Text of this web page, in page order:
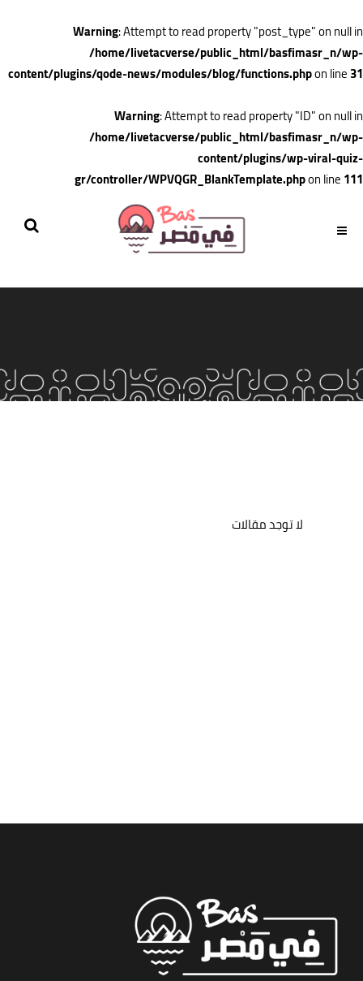
Warning: Attempt to read property "post_type" on null in
/home/livetacverse/public_html/basfimasr_n/wp-
content/plugins/qode-news/modules/blog/functions.phpon line31
Warning: Attempt to read property "ID" on null in
/home/livetacverse/public_html/basfimasr_n/wp-
content/plugins/wp-viral-quiz-
gr/controller/WPVQGR_BlankTemplate.phpon line111
لا توجد مقالات